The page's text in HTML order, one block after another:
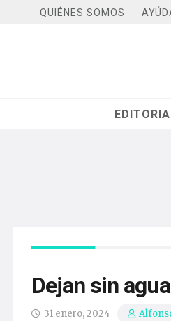
QUIÉNES SOMOS
Dejan sin
31 enero, 2024